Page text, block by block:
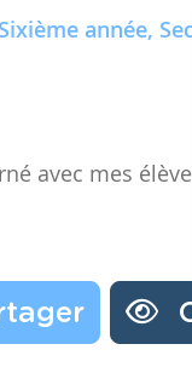
année,
avec mes